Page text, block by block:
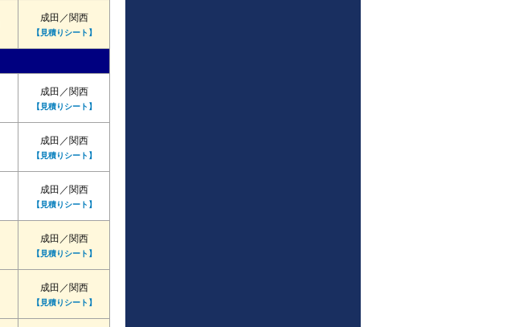
成田／関西
【見積りシート】
成田／関西
【見積りシート】
成田／関西
【見積りシート】
成田／関西
【見積りシート】
成田／関西
【見積りシート】
成田／関西
【見積りシート】